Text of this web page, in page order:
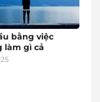
bằng việc
làm gì cả